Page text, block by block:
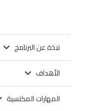
نبذة عن البرنامج
الأهداف
المهارات المكتسبة